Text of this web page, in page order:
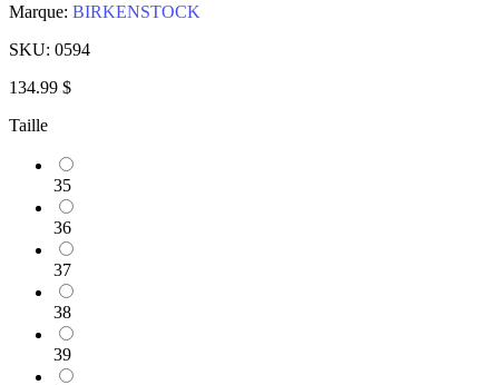
Marque: BIRKENSTOCK
SKU: 0594
134.99 $
Taille
35
36
37
38
39